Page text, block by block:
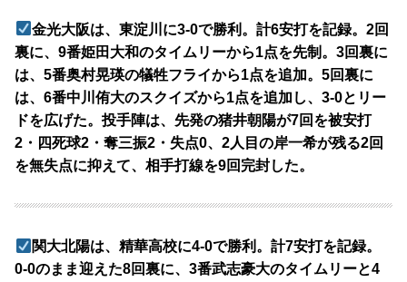
金光大阪は、東淀川に3-0で勝利。計6安打を記録。2回
裏に、9番姫田大和のタイムリーから1点を先制。3回裏に
は、5番奥村晃瑛の犠牲フライから1点を追加。5回裏に
は、6番中川侑大のスクイズから1点を追加し、3-0とリー
ドを広げた。投手陣は、先発の猪井朝陽が7回を被安打
2・四死球2・奪三振2・失点0、2人目の岸一希が残る2回
を無失点に抑えて、相手打線を9回完封した。
関大北陽は、精華高校に4-0で勝利。計7安打を記録。
0-0のまま迎えた8回裏に、3番武志豪大のタイムリーと4